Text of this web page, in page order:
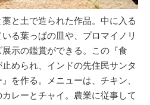
と土で造られた作品。中に入る
る葉っぱの皿や、プロマイノリ
示の鑑賞ができる。この『食
められ、インドの先住民サンタ
を作る。メニューは、チキン、
レーとチャイ。農業に従事して